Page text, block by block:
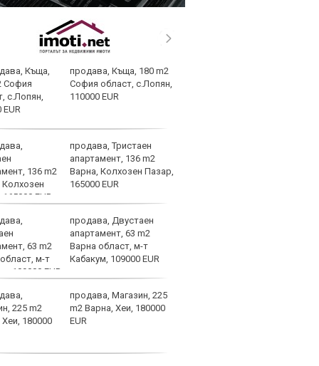
продава, Къща, 180 m2
София област, с.Лопян,
110000 EUR
продава, Тристаен
апартамент, 136 m2
Варна, Колхозен Пазар,
165000 EUR
продава, Двустаен
апартамент, 63 m2
Варна област, м-т
Кабакум, 109000 EUR
продава, Магазин, 225
m2 Варна, Хеи, 180000
EUR